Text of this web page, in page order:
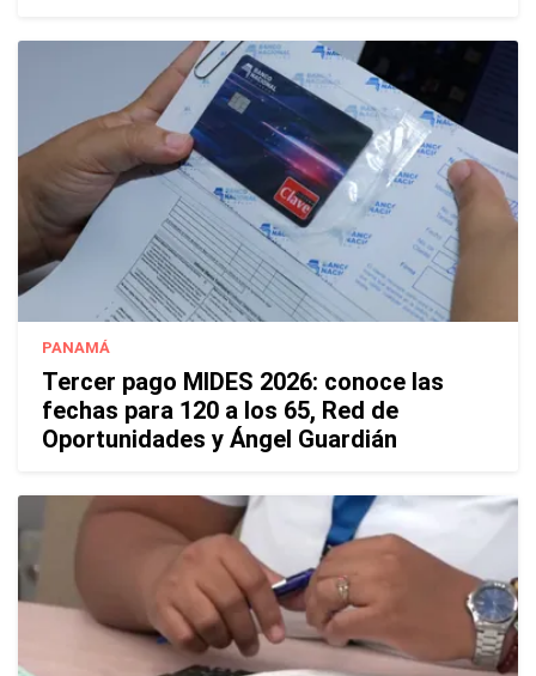
PANAMÁ
Tercer pago MIDES 2026: conoce las
fechas para 120 a los 65, Red de
Oportunidades y Ángel Guardián